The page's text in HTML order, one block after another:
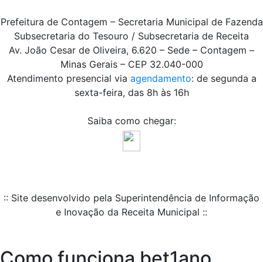
Prefeitura de Contagem – Secretaria Municipal de Fazenda
Subsecretaria do Tesouro / Subsecretaria de Receita
Av. João Cesar de Oliveira, 6.620 – Sede – Contagem –
Minas Gerais – CEP 32.040-000
Atendimento presencial via agendamento: de segunda a
sexta-feira, das 8h às 16h
Saiba como chegar:
:: Site desenvolvido pela Superintendência de Informação
e Inovação da Receita Municipal ::